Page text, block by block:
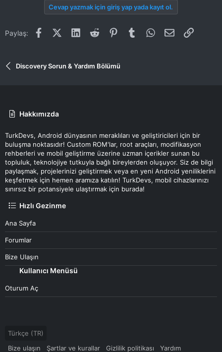
Cevap yazmak için giriş yap yada kayıt ol.
Paylaş: FacebookX (Twitter)
LinkedInReddit PinterestTumblr WhatsApp
E-postaLink
Discovery Sorun & Yardım Bölümü
Hakkımızda
TurkDevs, Android dünyasının meraklıları ve geliştiricileri için bir
buluşma noktasıdır! Custom ROM'lar, root araçları, modifikasyon
rehberleri ve mobil geliştirme üzerine uzman içerikler sunan bu
topluluk, teknolojiye tutkuyla bağlı bireylerden oluşuyor. Siz de bilgi
paylaşmak, projelerinizi geliştirmek veya en yeni Android yeniliklerini
keşfetmek için hemen aramıza katılın! TurkDevs, mobil cihazlarınızı
sınırsız bir potansiyele ulaştırmak için burada!
Hızlı Gezinme
Ana Sayfa
Forumlar
Bize Ulaşın
Kullanıcı Menüsü
Oturum Aç
Türkçe (TR)
Bize ulaşın
Şartlar ve kurallar Gizlilik politikası Yardım